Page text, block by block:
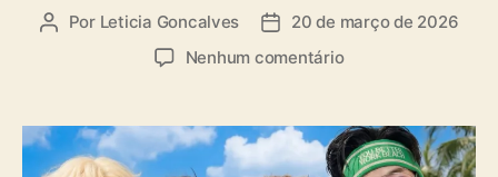
a
A
r
d
o
Por Leticia Goncalves
D
d
e
p
20 de março de 2026
Nenhum comentárioe
O
U